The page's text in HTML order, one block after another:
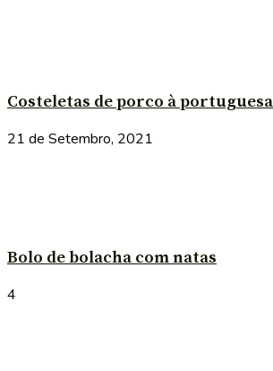
Costeletas de porco à portuguesa
21 de Setembro, 2021
Bolo de bolacha com natas
4